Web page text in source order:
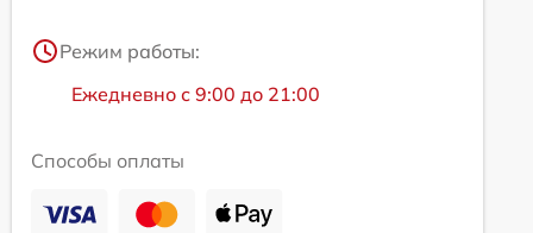
Режим работы:
Ежедневно с 9:00 до 21:00
Способы оплаты